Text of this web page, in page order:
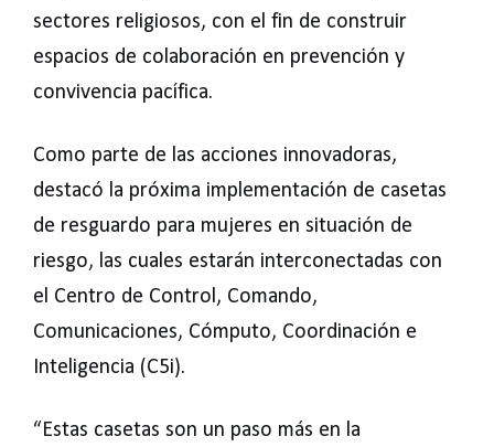
sectores religiosos, con el fin de construir
espacios de colaboración en prevención y
convivencia pacífica.
Como parte de las acciones innovadoras,
destacó la próxima implementación de casetas
de resguardo para mujeres en situación de
riesgo, las cuales estarán interconectadas con
el Centro de Control, Comando,
Comunicaciones, Cómputo, Coordinación e
Inteligencia (C5i).
“Estas casetas son un paso más en la